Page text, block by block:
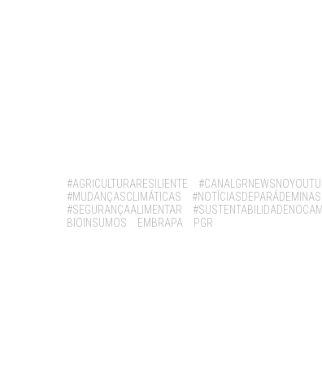
Tags:
#AGRICULTURARESILIENTE
#MUDANÇASCLIMÁTICAS
#NOTÍCIASDEPARÁDEMINAS
#SEGURANÇAALIMENTAR
BIOINSUMOS
EMBRAPA PGR